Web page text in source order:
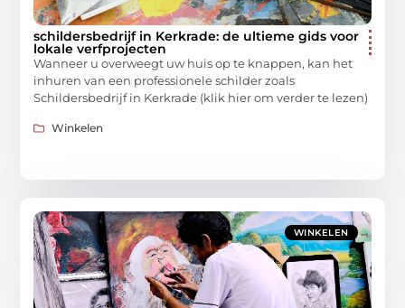
schildersbedrijf in Kerkrade: de ultieme gids voor
lokale verfprojecten
Wanneer u overweegt uw huis op te knappen, kan het
inhuren van een professionele schilder zoals
Schildersbedrijf in Kerkrade (klik hier om verder te lezen)
Winkelen
WINKELEN